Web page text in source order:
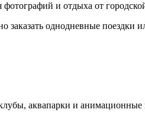
и отдыха от
однодневные поездки
аквапарки и